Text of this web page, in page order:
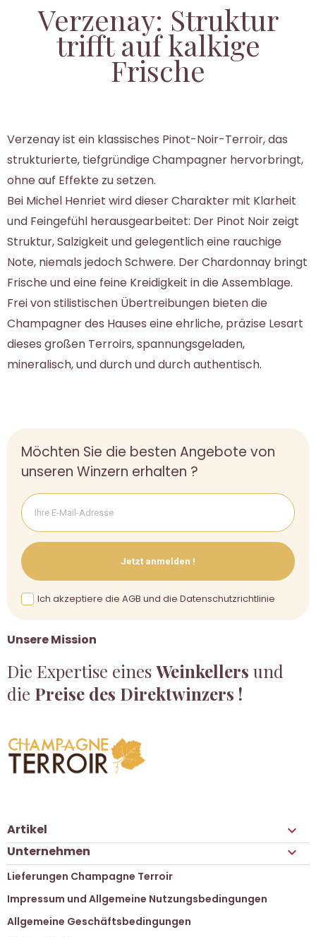
Verzenay: Struktur
trifft auf kalkige
Frische
Verzenay ist ein klassisches Pinot-Noir-Terroir, das
strukturierte, tiefgründige Champagner hervorbringt,
ohne auf Effekte zu setzen.
Bei Michel Henriet wird dieser Charakter mit Klarheit
und Feingefühl herausgearbeitet: Der Pinot Noir zeigt
Struktur, Salzigkeit und gelegentlich eine rauchige
Note, niemals jedoch Schwere. Der Chardonnay bringt
Frische und eine feine Kreidigkeit in die Assemblage.
Frei von stilistischen Übertreibungen bieten die
Champagner des Hauses eine ehrliche, präzise Lesart
dieses großen Terroirs, spannungsgeladen,
mineralisch, und durch und durch authentisch.
Unsere Mission
Die Expertise einesWeinkellers und
die Preise des Direktwinzers !
Möchten Sie die besten Angebote von
unseren Winzern erhalten ?
Jetzt anmelden !
Ich akzeptiere die AGB und die Datenschutzrichtlinie
Artikel 
Unternehmen 
Lieferungen Champagne Terroir
Impressum und Allgemeine Nutzungsbedingungen
Allgemeine Geschäftsbedingungen